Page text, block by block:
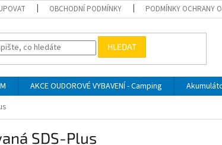
OBCHODNÍ PODMÍNKY PODMÍNKY OCHRANY
HLEDAT
AKCE OUDOROVÉ VYBAVENÍ - Camping
SDS-Plus